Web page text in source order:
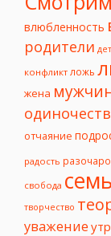
влюбленность
родители
конфликт ложь
жена
отчаяние
радость
свобода
творчество
уважение